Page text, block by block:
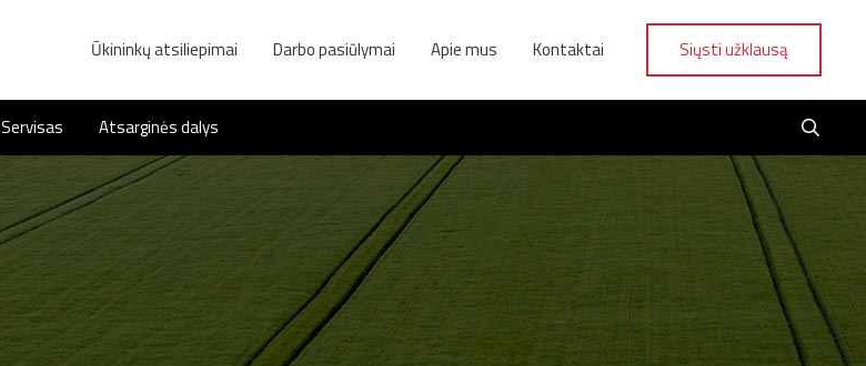
Ūkininkų atsiliepimai Darbo pasiūlymai Apie mus Kontaktai Siųsti užklausą
Servisas Atsarginės dalys